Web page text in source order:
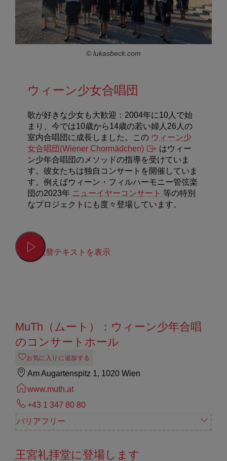
© lukasbeck.com
ウィーン少女合唱団
歌が好きな少女も大歓迎：2004年に10人で始
まり、今では10歳から14歳の若い婦人26人の
室内合唱団に成長しました。この ウィーン少
女合唱団(Wiener Chormädchen)
はウィー
ン少年合唱団のメソッドの指導を受けていま
す。彼女たちは独自コンサートを開催していま
す。例えばウィーン・フィルハーモニー管弦楽
団の2023年 ニューイヤーコンサート 等の特別
なプロジェクトにも度々登場しています。
代替テキストを表示
MuTh（ムート）：ウィーン少年合唱
のコンサートホール
お気に入りに追加する
Am Augartenspitz 1, 1020 Wien
www.muth.at
+43 1 347 80 80
バリアフリー
王宮礼拝堂に登場します